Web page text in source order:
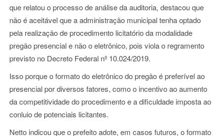
que relatou o processo de análise da auditoria, destacou que
não é aceitável que a administração municipal tenha optado
pela realização de procedimento licitatório da modalidade
pregão presencial e não o eletrônico, pois viola o regramento
previsto no Decreto Federal nº 10.024/2019.
Isso porque o formato do eletrônico do pregão é preferível ao
presencial por diversos fatores, como o incentivo ao aumento
da competitividade do procedimento e a dificuldade imposta ao
conluio de potenciais licitantes.
Netto indicou que o prefeito adote, em casos futuros, o formato